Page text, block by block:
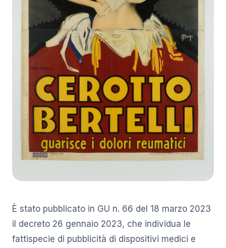
È stato pubblicato in GU n. 66 del 18 marzo 2023
il decreto 26 gennaio 2023, che individua le
fattispecie di pubblicità di dispositivi medici e